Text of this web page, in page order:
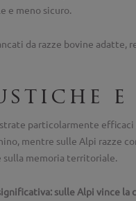
e meno sicuro.
da razze bovine
particolarmente
mentre sulle Alpi razze
sulla memoria territoriale.
sulle Alpi vince